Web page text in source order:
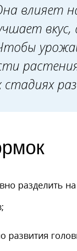
влияет
стадиях
разделить на
развития